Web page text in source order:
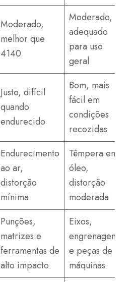
Moderado,
melhor que
4140
Moderado,
adequado
para uso
geral
Justo, difícil
quando
endurecido
Bom, mais
fácil em
condições
recozidas
Endurecimento
ao ar,
distorção
mínima
Têmpera em
óleo,
distorção
moderada
Punções,
matrizes e
ferramentas de
alto impacto
Eixos,
engrenagens
e peças de
máquinas